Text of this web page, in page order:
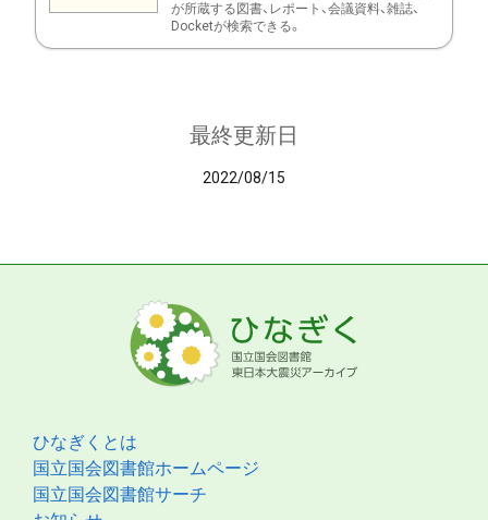
が所蔵する図書、レポート、会議資料、雑誌、
Docketが検索できる。
最終更新日
2022/08/15
ひなぎくとは
国立国会図書館ホームページ
国立国会図書館サーチ